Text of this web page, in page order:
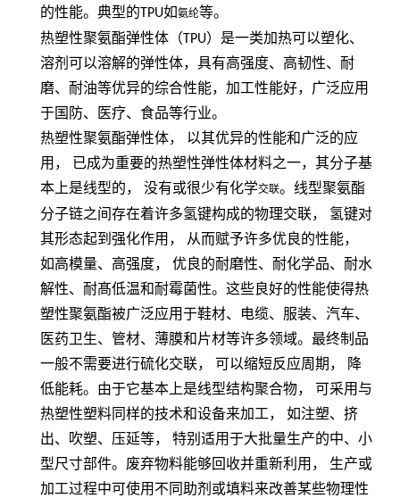
的性能。典型的TPU如氨纶等。
热塑性聚氨酯弹性体（TPU）是一类加热可以塑化、
溶剂可以溶解的弹性体，具有高强度、高韧性、耐
磨、耐油等优异的综合性能，加工性能好，广泛应用
于国防、医疗、食品等行业。
热塑性聚氨酯弹性体，
以其优异的性能和广泛的应
用，
已成为重要的热塑性弹性体材料之一，其分子基
本上是线型的，
没有或很少有化学交联。线型聚氨酯
分子链之间存在着许多氢键构成的物理交联，
氢键对
其形态起到强化作用，
从而赋予许多优良的性能，
如高模量、高强度，
优良的耐磨性、耐化学品、耐水
解性、耐髙低温和耐霉菌性。这些良好的性能使得热
塑性聚氨酯被广泛应用于鞋材、电缆、服装、汽车、
医药卫生、管材、薄膜和片材等许多领域。最终制品
一般不需要进行硫化交联，
可以缩短反应周期，
降
低能耗。由于它基本上是线型结构聚合物，
可采用与
热塑性塑料同样的技术和设备来加工，
如注塑、挤
出、吹塑、压延等，
特别适用于大批量生产的中、小
型尺寸部件。废弃物料能够回收并重新利用，
生产或
加工过程中可使用不同助剂或填料来改善某些物理性